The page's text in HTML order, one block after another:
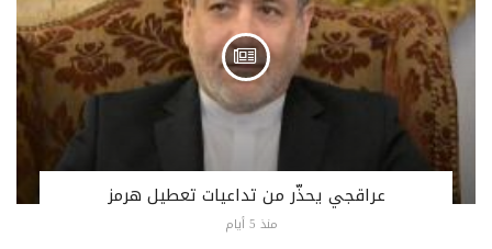
عراقجي يحذّر من تداعيات تعطيل هرمز
منذ 5 أيام